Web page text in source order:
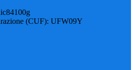
(CUF): UFW09Y